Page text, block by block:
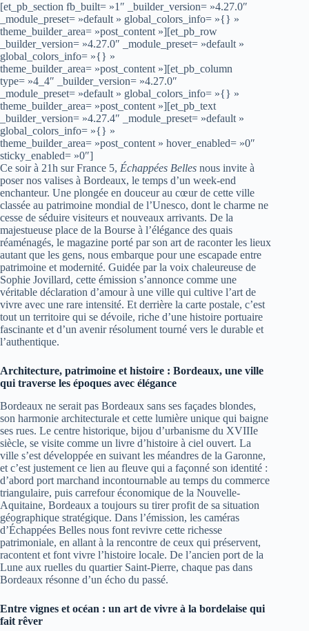
[et_pb_section fb_built= »1″ _builder_version= »4.27.0″
_module_preset= »default » global_colors_info= »{} »
theme_builder_area= »post_content »][et_pb_row
_builder_version= »4.27.0″ _module_preset= »default »
global_colors_info= »{} »
theme_builder_area= »post_content »][et_pb_column
type= »4_4″ _builder_version= »4.27.0″
_module_preset= »default » global_colors_info= »{} »
theme_builder_area= »post_content »][et_pb_text
_builder_version= »4.27.4″ _module_preset= »default »
global_colors_info= »{} »
theme_builder_area= »post_content » hover_enabled= »0″
sticky_enabled= »0″]
Ce soir à 21h sur France 5, Échappées Belles nous invite à
poser nos valises à Bordeaux, le temps d’un week-end
enchanteur. Une plongée en douceur au cœur de cette ville
classée au patrimoine mondial de l’Unesco, dont le charme ne
cesse de séduire visiteurs et nouveaux arrivants. De la
majestueuse place de la Bourse à l’élégance des quais
réaménagés, le magazine porté par son art de raconter les lieux
autant que les gens, nous embarque pour une escapade entre
patrimoine et modernité. Guidée par la voix chaleureuse de
Sophie Jovillard, cette émission s’annonce comme une
véritable déclaration d’amour à une ville qui cultive l’art de
vivre avec une rare intensité. Et derrière la carte postale, c’est
tout un territoire qui se dévoile, riche d’une histoire portuaire
fascinante et d’un avenir résolument tourné vers le durable et
l’authentique.
Architecture, patrimoine et histoire : Bordeaux, une ville
qui traverse les époques avec élégance
Bordeaux ne serait pas Bordeaux sans ses façades blondes,
son harmonie architecturale et cette lumière unique qui baigne
ses rues. Le centre historique, bijou d’urbanisme du XVIIIe
siècle, se visite comme un livre d’histoire à ciel ouvert. La
ville s’est développée en suivant les méandres de la Garonne,
et c’est justement ce lien au fleuve qui a façonné son identité :
d’abord port marchand incontournable au temps du commerce
triangulaire, puis carrefour économique de la Nouvelle-
Aquitaine, Bordeaux a toujours su tirer profit de sa situation
géographique stratégique. Dans l’émission, les caméras
d’Échappées Belles nous font revivre cette richesse
patrimoniale, en allant à la rencontre de ceux qui préservent,
racontent et font vivre l’histoire locale. De l’ancien port de la
Lune aux ruelles du quartier Saint-Pierre, chaque pas dans
Bordeaux résonne d’un écho du passé.
Entre vignes et océan : un art de vivre à la bordelaise qui
fait rêver